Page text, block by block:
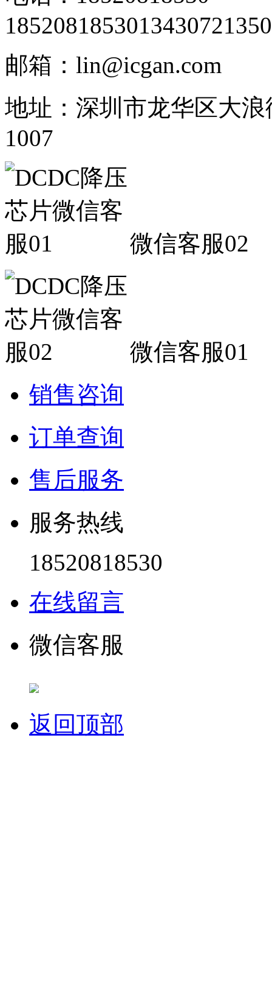
1852081853013430721350
邮箱：lin@icgan.com
地址：深圳市龙华区大
1007
微信客服02
微信客服01
销售咨询
订单查询
售后服务
服务热线
18520818530
在线留言
微信客服
返回顶部